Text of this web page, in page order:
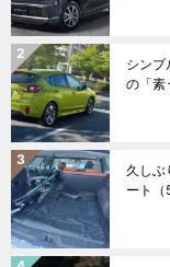
シンプ
の「素
久しぶ
ート